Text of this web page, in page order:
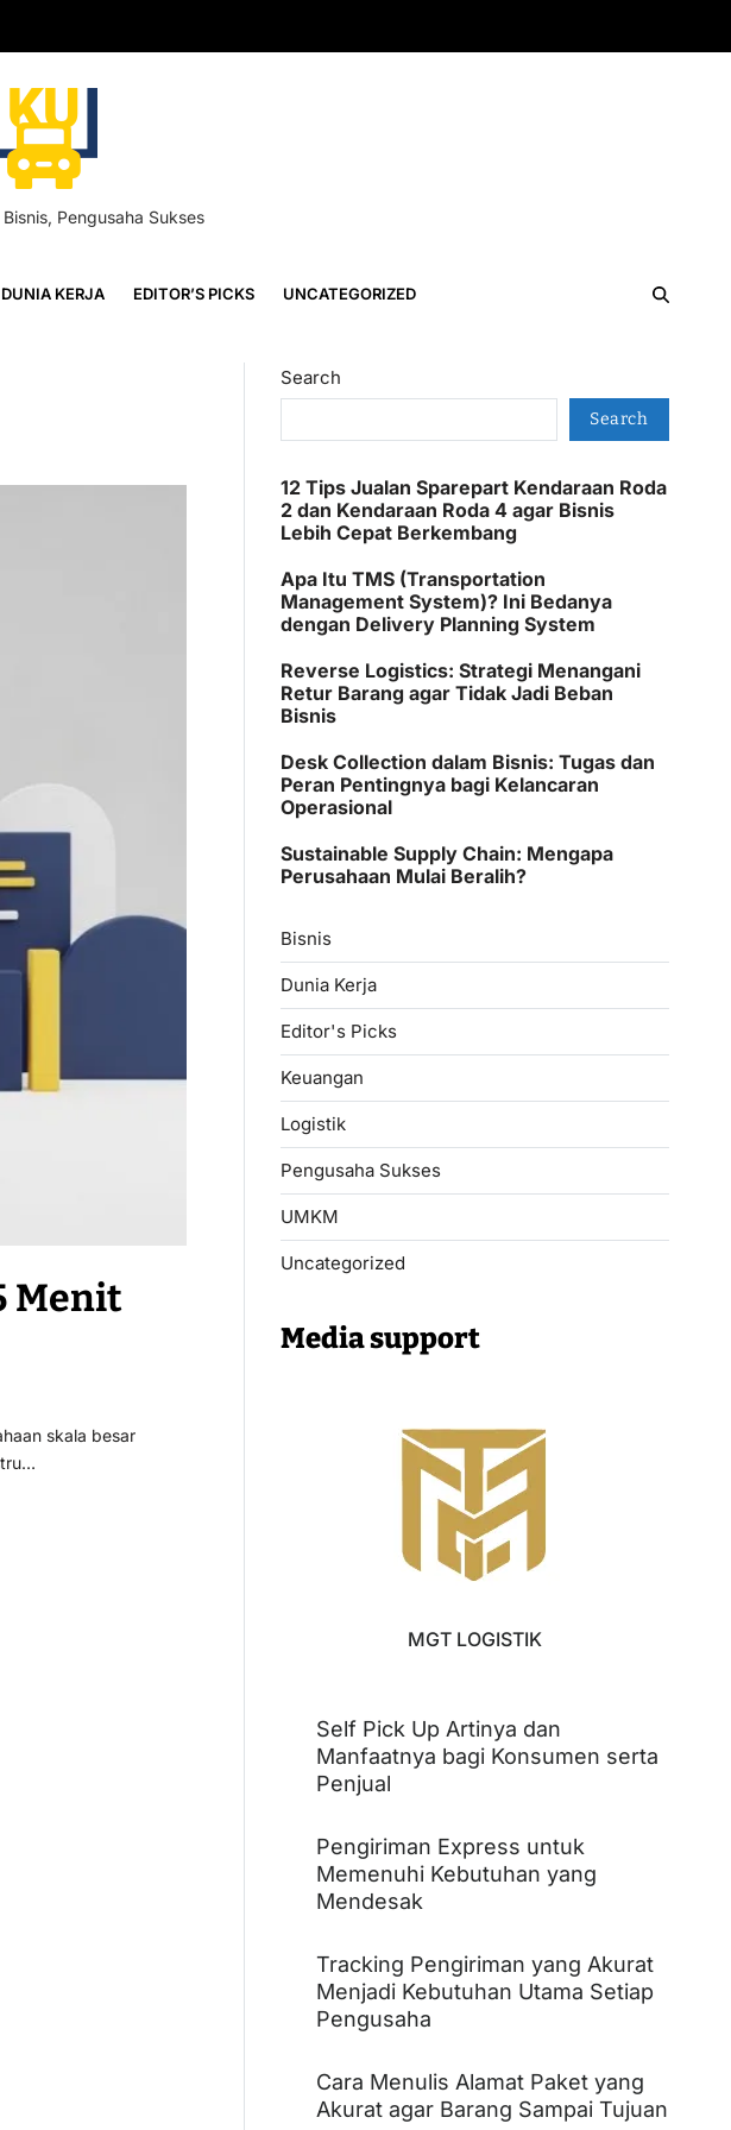
Pengusaha Sukses
DUNIA KERJA EDITOR’S PICKS UNCATEGORIZED
Menit
skala besar
Search
Search
12 Tips Jualan Sparepart Kendaraan Roda
2 dan Kendaraan Roda 4 agar Bisnis
Lebih Cepat Berkembang
Apa Itu TMS (Transportation
Management System)? Ini Bedanya
dengan Delivery Planning System
Reverse Logistics: Strategi Menangani
Retur Barang agar Tidak Jadi Beban
Bisnis
Desk Collection dalam Bisnis: Tugas dan
Peran Pentingnya bagi Kelancaran
Operasional
Sustainable Supply Chain: Mengapa
Perusahaan Mulai Beralih?
Bisnis
Dunia Kerja
Editor's Picks
Keuangan
Logistik
Pengusaha Sukses
UMKM
Uncategorized
Media support
MGT LOGISTIK
Self Pick Up Artinya dan
Manfaatnya bagi Konsumen serta
Penjual
Pengiriman Express untuk
Memenuhi Kebutuhan yang
Mendesak
Tracking Pengiriman yang Akurat
Menjadi Kebutuhan Utama Setiap
Pengusaha
Cara Menulis Alamat Paket yang
Akurat agar Barang Sampai Tujuan